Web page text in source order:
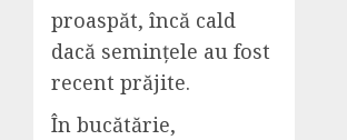
proaspăt, încă cald
dacă semințele au fost
recent prăjite.
În bucătărie,